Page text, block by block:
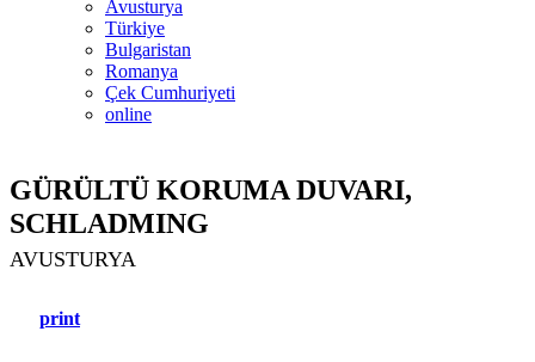
Avusturya
Türkiye
Bulgaristan
Romanya
Çek Cumhuriyeti
online
GÜRÜLTÜ KORUMA DUVARI,
SCHLADMING
AVUSTURYA
print